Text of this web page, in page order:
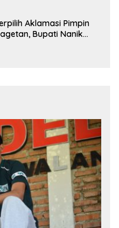
Aklamasi Pimpin
Bupati Nanik